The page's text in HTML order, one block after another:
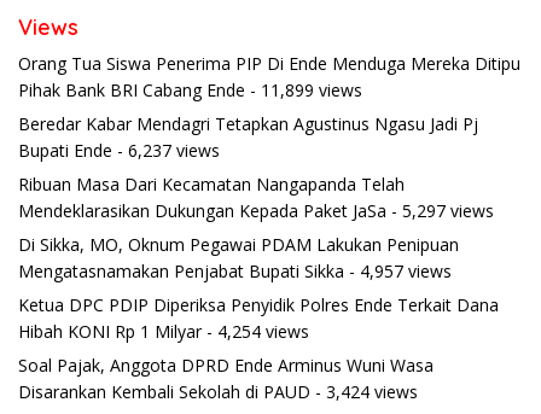
Views
Orang Tua Siswa Penerima PIP Di Ende Menduga Mereka Ditipu
Pihak Bank BRI Cabang Ende - 11,899 views
Beredar Kabar Mendagri Tetapkan Agustinus Ngasu Jadi Pj
Bupati Ende - 6,237 views
Ribuan Masa Dari Kecamatan Nangapanda Telah
Mendeklarasikan Dukungan Kepada Paket JaSa - 5,297 views
Di Sikka, MO, Oknum Pegawai PDAM Lakukan Penipuan
Mengatasnamakan Penjabat Bupati Sikka - 4,957 views
Ketua DPC PDIP Diperiksa Penyidik Polres Ende Terkait Dana
Hibah KONI Rp 1 Milyar- 4,254 views
Soal Pajak, Anggota DPRD Ende Arminus Wuni Wasa
Disarankan Kembali Sekolah di PAUD - 3,424 views